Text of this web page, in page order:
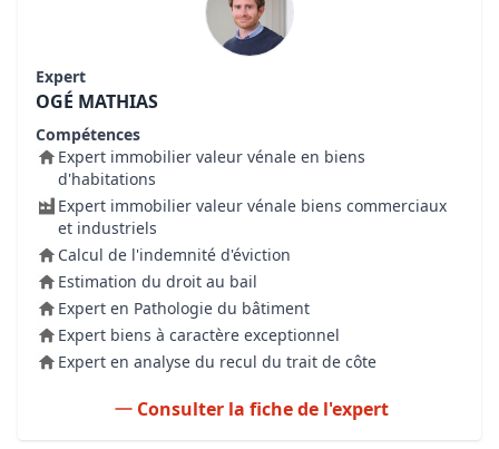
Expert
OGÉ MATHIAS
Compétences
Expert immobilier valeur vénale en biens
d'habitations
Expert immobilier valeur vénale biens commerciaux
et industriels
Calcul de l'indemnité d'éviction
Estimation du droit au bail
Expert en Pathologie du bâtiment
Expert biens à caractère exceptionnel
Expert en analyse du recul du trait de côte
Consulter la fiche de l'expert